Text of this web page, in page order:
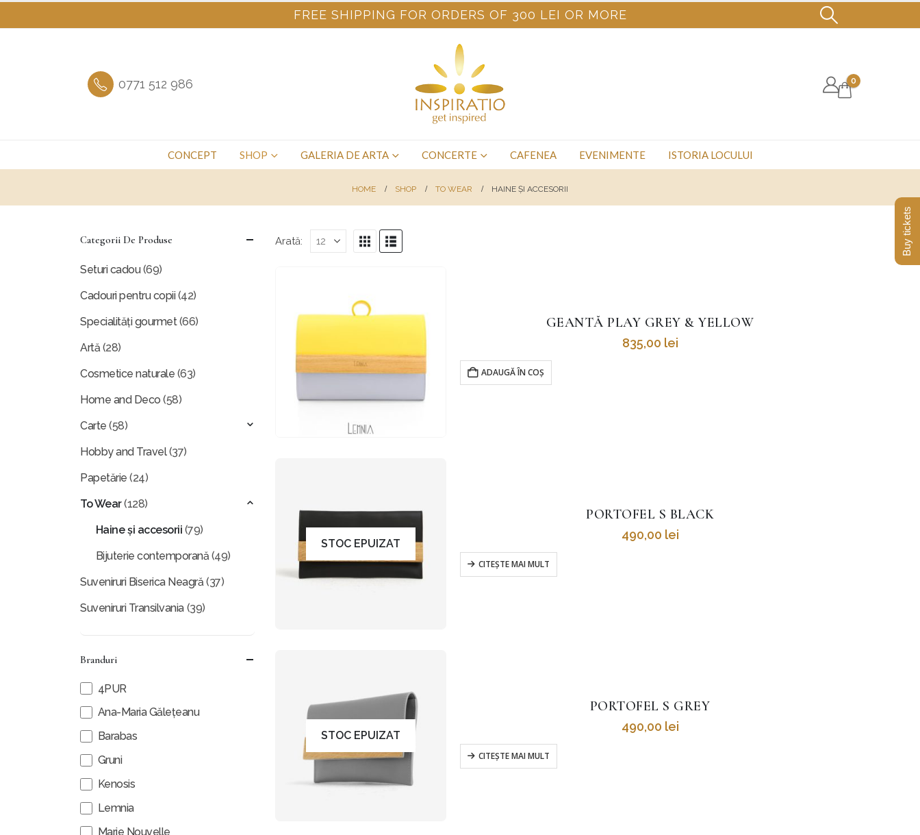
FREE SHIPPING FOR ORDERS OF 300 LEI OR MORE
0771 512 986 0
CONCEPT SHOP GALERIA DE ARTA CONCERTE CAFENEA EVENIMENTE ISTORIA LOCULUI
HOME SHOP TO WEAR HAINE ȘI ACCESORII
Arată:
GEANTĂ PLAY GREY & YELLOW
835,00 lei
ADAUGĂ ÎN COȘ
STOC EPUIZAT
PORTOFEL S BLACK
490,00 lei
CITEȘTE MAI MULT
STOC EPUIZAT
PORTOFEL S GREY
490,00 lei
CITEȘTE MAI MULT
Categorii De Produse
Seturi cadou(69)
Cadouri pentru copii(42)
Specialități gourmet(66)
Artă (28)
Cosmetice naturale (63)
Home and Deco (58)
Carte (58)
Hobby and Travel(37)
Papetărie (24)
To Wear(128)
Haine și accesorii (79)
Bijuterie contemporană (49)
Suveniruri Biserica Neagră (37)
Suveniruri Transilvania (39)
Branduri
4PUR
Ana-Maria Gălețeanu
Barabas
Gruni
Kenosis
Lemnia
Marie Nouvelle
Buy tickets